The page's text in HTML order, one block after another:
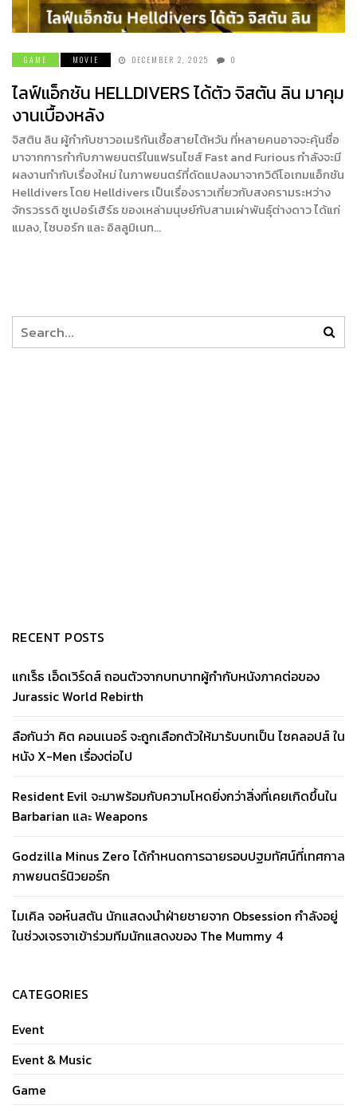
GAME MOVIE DECEMBER 2, 2025 0
ไลฟ์แอ็กชัน HELLDIVERS ได้ตัว จิสตัน ลิน มาคุม
งานเบื้องหลัง
จิสติน ลิน ผู้กำกับชาวอเมริกันเชื้อสายไต้หวัน ที่หลายคนอาจจะคุ้นชื่อ
มาจากการกำกับภาพยนตร์ในแฟรนไชส์ Fast and Furious กำลังจะมี
ผลงานกำกับเรื่องใหม่ ในภาพยนตร์ที่ดัดแปลงมาจากวิดีโอเกมแอ็กชัน
Helldivers โดย Helldivers เป็นเรื่องราวเกี่ยวกับสงครามระหว่าง
จักรวรรดิ ซูเปอร์เฮิร์ธ ของเหล่ามนุษย์กับสามเผ่าพันธุ์ต่างดาว ได้แก่
แมลง, ไซบอร์ก และ อิลลูมิเนท…
RECENT POSTS
แกเร็ธ เอ็ดเวิร์ดส์ ถอนตัวจากบทบาทผู้กำกับหนังภาคต่อของ
Jurassic World Rebirth
ลือกันว่า คิต คอนเนอร์ จะถูกเลือกตัวให้มารับบทเป็น ไซคลอปส์ ใน
หนัง X-Men เรื่องต่อไป
Resident Evil จะมาพร้อมกับความโหดยิ่งกว่าสิ่งที่เคยเกิดขึ้นใน
Barbarian และ Weapons
Godzilla Minus Zero ได้กำหนดการฉายรอบปฐมทัศน์ที่เทศกาล
ภาพยนตร์นิวยอร์ก
ไมเคิล จอห์นสตัน นักแสดงนำฝ่ายชายจาก Obsession กำลังอยู่
ในช่วงเจรจาเข้าร่วมทีมนักแสดงของ The Mummy 4
CATEGORIES
Event
Event & Music
Game